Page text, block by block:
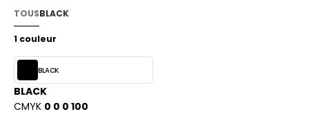
SHOPPING
VETEMENTS
- BLANKS
TOUSBLACK
1 couleur
BLACK
BLACK
CMYK 0 0 0 100